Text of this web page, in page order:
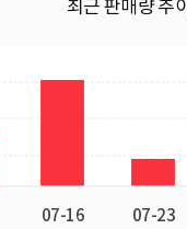
최근 판매량 추이